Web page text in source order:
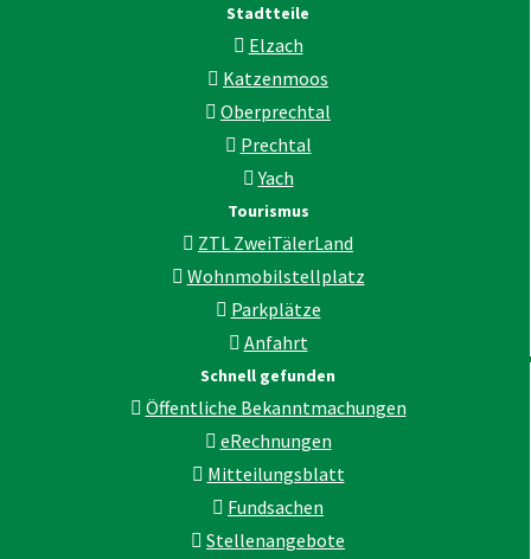
Stadtteile
Elzach
Katzenmoos
Oberprechtal
Prechtal
Yach
Tourismus
ZTL ZweiTälerLand
Wohnmobilstellplatz
Parkplätze
Anfahrt
Schnell gefunden
Öffentliche Bekanntmachungen
eRechnungen
Mitteilungsblatt
Fundsachen
Stellenangebote